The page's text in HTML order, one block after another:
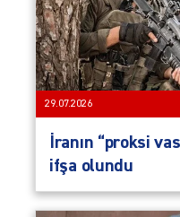
29.07.2026
İranın “proksi
ifşa olundu